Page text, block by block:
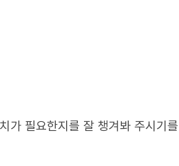
가 필요한지를 잘 챙겨봐 주시기를